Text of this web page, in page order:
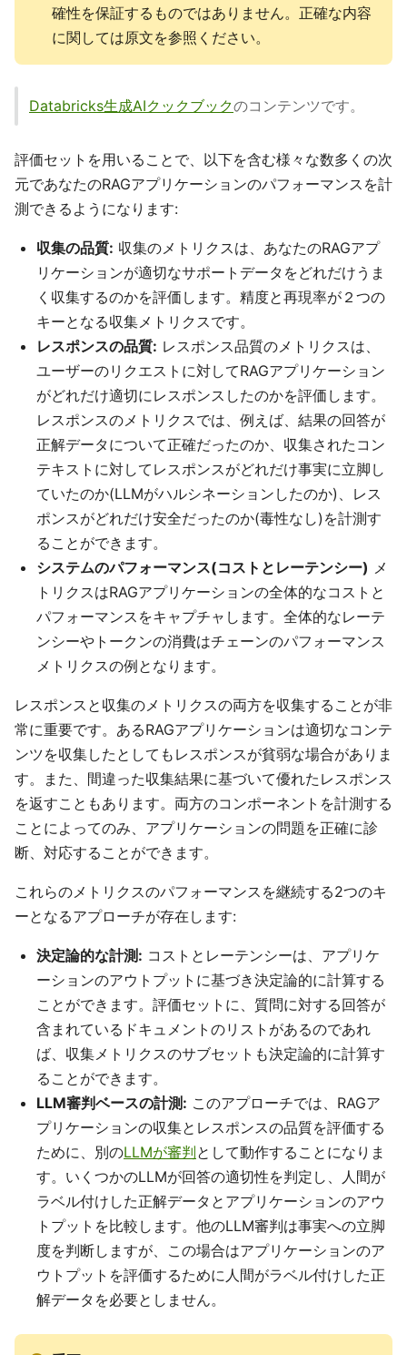
確性を保証するものではありません。正確な内容
に関しては原文を参照ください。
Databricks生成AIクックブックのコンテンツです。
評価セットを用いることで、以下を含む様々な数多くの次
元であなたのRAGアプリケーションのパフォーマンスを計
測できるようになります:
収集の品質: 収集のメトリクスは、あなたのRAGアプ
リケーションが適切なサポートデータをどれだけうま
く収集するのかを評価します。精度と再現率が２つの
キーとなる収集メトリクスです。
レスポンスの品質: レスポンス品質のメトリクスは、
ユーザーのリクエストに対してRAGアプリケーション
がどれだけ適切にレスポンスしたのかを評価します。
レスポンスのメトリクスでは、例えば、結果の回答が
正解データについて正確だったのか、収集されたコン
テキストに対してレスポンスがどれだけ事実に立脚し
ていたのか(LLMがハルシネーションしたのか)、レス
ポンスがどれだけ安全だったのか(毒性なし)を計測す
ることができます。
システムのパフォーマンス(コストとレーテンシー) メ
トリクスはRAGアプリケーションの全体的なコストと
パフォーマンスをキャプチャします。全体的なレーテ
ンシーやトークンの消費はチェーンのパフォーマンス
メトリクスの例となります。
レスポンスと収集のメトリクスの両方を収集することが非
常に重要です。あるRAGアプリケーションは適切なコンテ
ンツを収集したとしてもレスポンスが貧弱な場合がありま
す。また、間違った収集結果に基づいて優れたレスポンス
を返すこともあります。両方のコンポーネントを計測する
ことによってのみ、アプリケーションの問題を正確に診
断、対応することができます。
これらのメトリクスのパフォーマンスを継続する2つのキ
ーとなるアプローチが存在します:
決定論的な計測: コストとレーテンシーは、アプリケ
ーションのアウトプットに基づき決定論的に計算する
ことができます。評価セットに、質問に対する回答が
含まれているドキュメントのリストがあるのであれ
ば、収集メトリクスのサブセットも決定論的に計算す
ることができます。
LLM審判ベースの計測: このアプローチでは、RAGア
プリケーションの収集とレスポンスの品質を評価する
ために、別のLLMが審判として動作することになりま
す。いくつかのLLMが回答の適切性を判定し、人間が
ラベル付けした正解データとアプリケーションのアウ
トプットを比較します。他のLLM審判は事実への立脚
度を判断しますが、この場合はアプリケーションのア
ウトプットを評価するために人間がラベル付けした正
解データを必要としません。